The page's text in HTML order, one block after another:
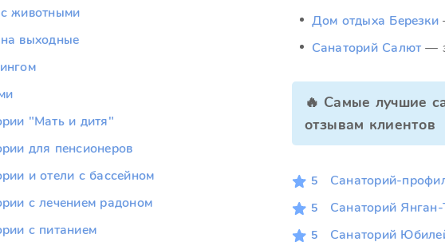
животными
выходные
"Мать и дитя"
для пенсионеров
и отели с бассейном
с лечением радоном
с питанием
Дом отдыха Березки
Санаторий Салют —
🔥 Самые лучшие
отзывам клиентов
5 Санаторий-
5 Санаторий Янган-
5 Санаторий